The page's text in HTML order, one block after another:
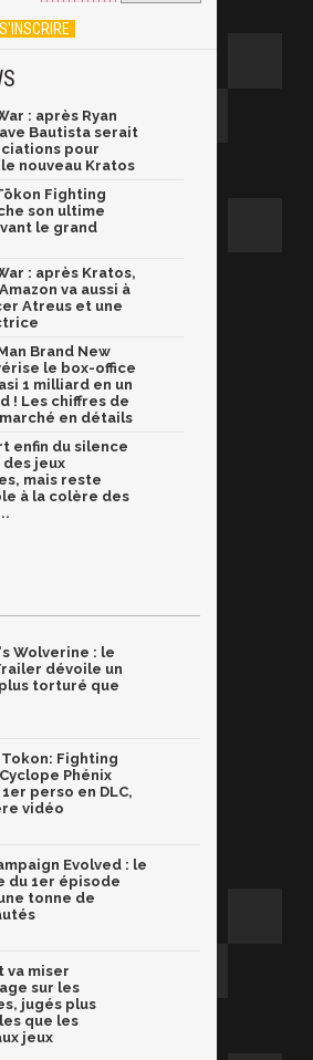
: après Ryan
Bautista serait
pour
nouveau Kratos
Fighting
son ultime
le grand
: après Kratos,
va aussi à
Atreus et une
Brand New
le box-office
1 milliard en un
! Les chiffres de
en détails
enfin du silence
des jeux
mais reste
à la colère des
Wolverine : le
dévoile un
torturé que
Fighting
Phénix
perso en DLC,
vidéo
Evolved : le
du 1er épisode
tonne de
va miser
sur les
jugés plus
que les
jeux